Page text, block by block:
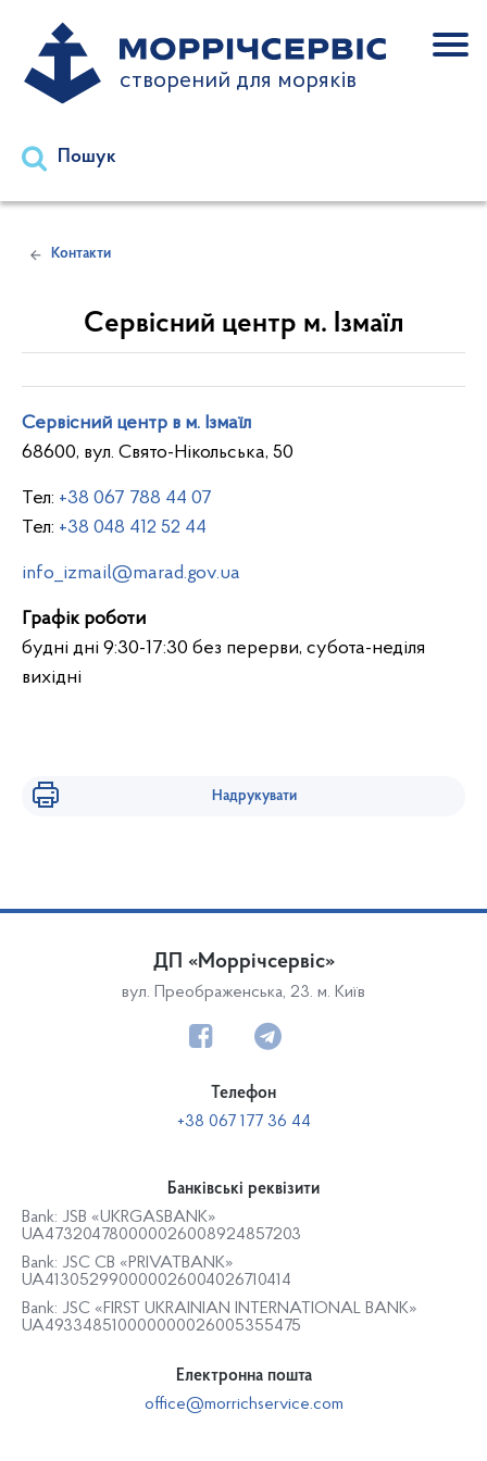
створений для моряків
Пошук
Контакти
Сервісний центр м. Ізмаїл
Сервісний центр в м. Ізмаїл
68600, вул. Свято-Нікольська, 50
Тел: +38 067 788 44 07
Тел: +38 048 412 52 44
info_izmail@marad.gov.ua
Графік роботи
будні дні 9:30-17:30 без перерви, субота-неділя
вихідні
Надрукувати
ДП «Моррічсервіс»
вул. Преображенська, 23. м. Київ
Телефон
+38 067 177 36 44
Банківські реквізити
Bank: JSB «UKRGASBANK»
UA473204780000026008924857203
Bank: JSC CB «PRIVATBANK»
UA413052990000026004026710414
Bank: JSC «FIRST UKRAINIAN INTERNATIONAL BANK»
UA493348510000000026005355475
Електронна пошта
office@morrichservice.com